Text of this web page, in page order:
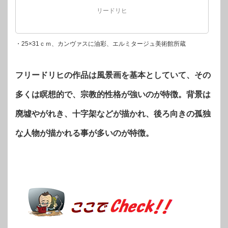
リードリヒ
・25×31ｃｍ、カンヴァスに油彩、エルミタージュ美術館所蔵
フリードリヒの作品は風景画を基本としていて、その
多くは瞑想的で、宗教的性格が強いのが特徴。背景は
廃墟やがれき、十字架などが描かれ、後ろ向きの孤独
な人物が描かれる事が多いのが特徴。